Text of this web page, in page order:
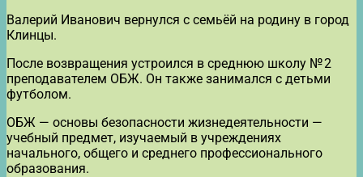
Валерий Иванович вернулся с семьёй на родину в город
Клинцы.
После возвращения устроился в среднюю школу № 2
преподавателем ОБЖ. Он также занимался с детьми
футболом.
ОБЖ — основы безопасности жизнедеятельности —
учебный предмет, изучаемый в учреждениях
начального, общего и среднего профессионального
образования.